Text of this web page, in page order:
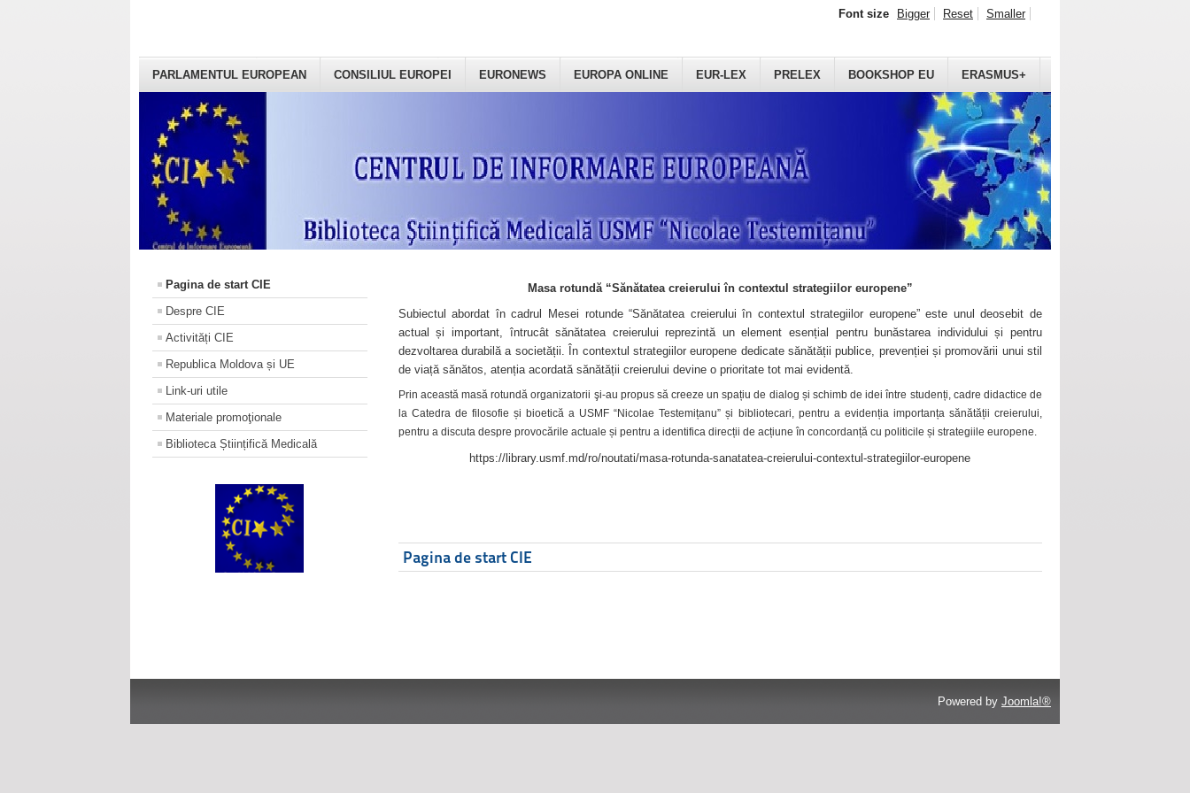
PARLAMENTUL EUROPEAN CONSILIUL EUROPEI EURONEWS EUROPA ONLINE EUR-LEX PRELEX BOOKSHOP EU ERASMUS+
Font size Bigger Reset Smaller
Pagina de start CIE
Despre CIE
Activități CIE
Republica Moldova și UE
Link-uri utile
Materiale promoţionale
Biblioteca Științifică Medicală
Masa rotundă “Sănătatea creierului în contextul strategiilor europene”
Subiectul abordat în cadrul Mesei rotunde “Sănătatea creierului în contextul strategiilor europene” este unul deosebit de
actual și important, întrucât sănătatea creierului reprezintă un element esențial pentru bunăstarea individului și pentru
dezvoltarea durabilă a societății. În contextul strategiilor europene dedicate sănătății publice, prevenției și promovării unui stil
de viață sănătos, atenția acordată sănătății creierului devine o prioritate tot mai evidentă.
Prin această masă rotundă organizatorii şi-au propus să creeze un spațiu de dialog și schimb de idei între studenți, cadre didactice de
la Catedra de filosofie și bioetică a USMF “Nicolae Testemițanu” și bibliotecari, pentru a evidenția importanța sănătății creierului,
pentru a discuta despre provocările actuale și pentru a identifica direcții de acțiune în concordanță cu politicile și strategiile europene.
https://library.usmf.md/ro/noutati/masa-rotunda-sanatatea-creierului-contextul-strategiilor-europene
Pagina de start CIE
Powered by Joomla!®